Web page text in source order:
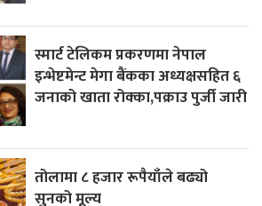
स्मार्ट टेलिकम प्रकरणमा नेपाल
इन्भेष्टमेन्ट मेगा बैंकका अध्यक्षसहित ६
जनाको खाता रोक्का,पक्राउ पुर्जी जारी
तोलामा ८ हजार रूपैयाँले बढ्यो
सुनको मूल्य